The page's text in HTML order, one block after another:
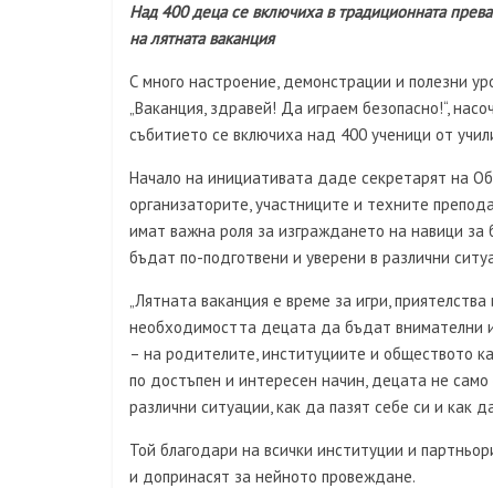
Над 400 деца се включиха в традиционната
на лятната ваканция
С много настроение, демонстрации и полезни
„Ваканция, здравей! Да играем безопасно!“,
събитието се включиха над 400 ученици от
Начало на инициативата даде секретарят на
организаторите, участниците и техните
имат важна роля за изграждането на навици
бъдат по-подготвени и уверени в различни
„Лятната ваканция е време за игри,
необходимостта децата да бъдат внимателни
– на родителите, институциите и обществото
по достъпен и интересен начин, децата не
различни ситуации, как да пазят себе си и как
Той благодари на всички институции и
и допринасят за нейното провеждане.